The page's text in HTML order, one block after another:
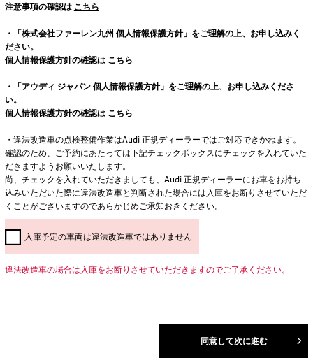
注意事項の確認は こちら
・「株式会社ファーレン九州 個人情報保護方針」をご理解の上、お申し込みく
ださい。
個人情報保護方針の確認は こちら
・「アウディ ジャパン 個人情報保護方針」をご理解の上、お申し込みくださ
い。
個人情報保護方針の確認は こちら
・違法改造車の点検整備作業はAudi 正規ディーラーではご対応できかねます。
確認のため、ご予約にあたっては下記チェックボックスにチェックを入れていた
だきますようお願いいたします。
尚、チェックを入れていただきましても、Audi 正規ディーラーにお車をお持ち
込みいただいた際に違法改造車と判断された場合には入庫をお断りさせていただ
くことがございますのであらかじめご承知おきください。
入庫予定の車両は違法改造車ではありません
違法改造車の場合は入庫をお断りさせていただきますのでご了承ください。
同意して次に進む